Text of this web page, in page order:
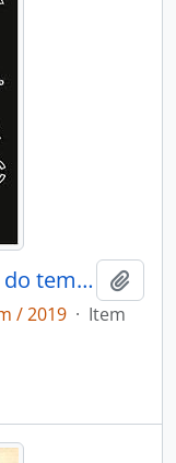
Makunaimã: O mito através do tempo.
/ 2019 · Item